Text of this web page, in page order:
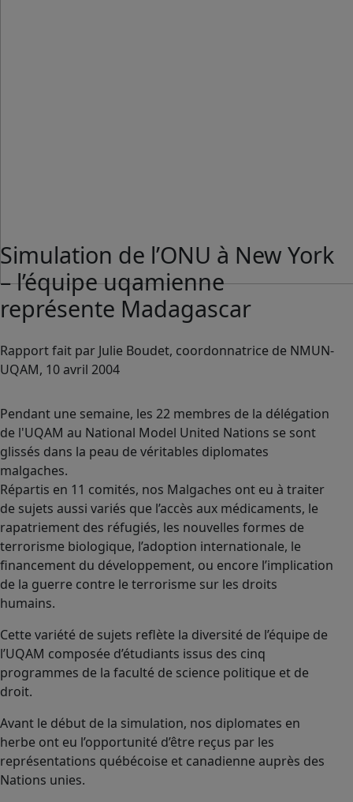
Simulation de l’ONU à New York
– l’équipe uqamienne
représente Madagascar
Rapport fait par Julie Boudet, coordonnatrice de NMUN-
UQAM, 10 avril 2004
Pendant une semaine, les 22 membres de la délégation
de l'UQAM au National Model United Nations se sont
glissés dans la peau de véritables diplomates
malgaches.
Répartis en 11 comités, nos Malgaches ont eu à traiter
de sujets aussi variés que l’accès aux médicaments, le
rapatriement des réfugiés, les nouvelles formes de
terrorisme biologique, l’adoption internationale, le
financement du développement, ou encore l’implication
de la guerre contre le terrorisme sur les droits
humains.
Cette variété de sujets reflète la diversité de l’équipe de
l’UQAM composée d’étudiants issus des cinq
programmes de la faculté de science politique et de
droit.
Avant le début de la simulation, nos diplomates en
herbe ont eu l’opportunité d’être reçus par les
représentations québécoise et canadienne auprès des
Nations unies.